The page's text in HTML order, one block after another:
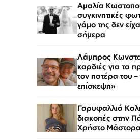
Αμαλία
συγκινητικές
γάμο της δεν
σήμερα
Λάμπρος
καρδιές για τα
τον πατέρα του
επίσκεψη»
Γαρυφαλλιά
διακοπές στην
Χρήστο Μάστορα